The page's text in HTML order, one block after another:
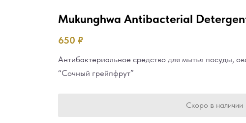
Mukunghwa Antibacterial
650 ₽
Антибактериальное средство для мытья посуды,
“Сочный грейпфрут”
Скоро в наличии